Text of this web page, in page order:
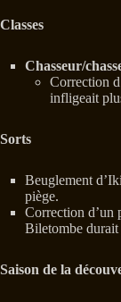
Classes
Chasseur/
Correction
infligeait
Sorts
Beuglement
piège.
Correction d’un
Biletombe durait
Saison de la